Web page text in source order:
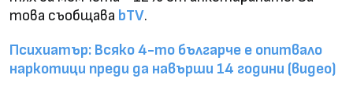
това съобщава bTV.
Психиатър: Всяко 4-то българче е опитвало
наркотици преди да навърши 14 години (видео)